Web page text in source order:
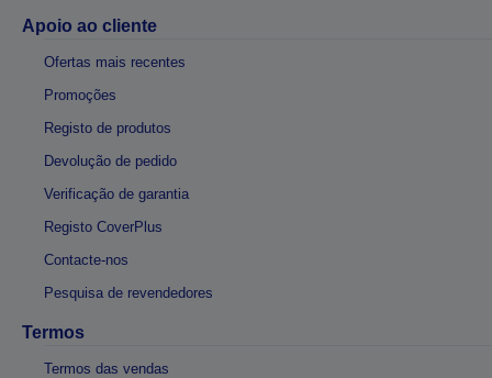
Apoio ao cliente
Ofertas mais recentes
Promoções
Registo de produtos
Devolução de pedido
Verificação de garantia
Registo CoverPlus
Contacte-nos
Pesquisa de revendedores
Termos
Termos das vendas